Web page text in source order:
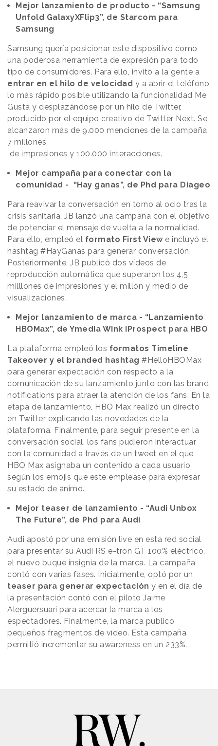
Mejor lanzamiento de producto - “Samsung
Unfold GalaxyXFlip3”, de Starcom para
Samsung
Samsung quería posicionar este dispositivo como
una poderosa herramienta de expresión para todo
tipo de consumidores. Para ello, invitó a la gente a
entrar en el hilo de velocidad y a abrir el teléfono
lo más rápido posible utilizando la funcionalidad Me
Gusta y desplazándose por un hilo de Twitter,
producido por el equipo creativo de Twitter Next. Se
alcanzaron más de 9.000 menciones de la campaña,
7 millones
de impresiones y 100.000 interacciones.
Mejor campaña para conectar con la
comunidad - “Hay ganas”, de Phd para Diageo
Para reavivar la conversación en torno al ocio tras la
crisis sanitaria, JB lanzó una campaña con el objetivo
de potenciar el mensaje de vuelta a la normalidad.
Para ello, empleó el formato First View e incluyó el
hashtag #HayGanas para generar conversación.
Posteriormente, JB publicó dos vídeos de
reproducción automática que superaron los 4,5
milllones de impresiones y el millón y medio de
visualizaciones.
Mejor lanzamiento de marca - “Lanzamiento
HBOMax”, de Ymedia Wink iProspect para HBO
La plataforma empleó los formatos Timeline
Takeover y el branded hashtag #HelloHBOMax
para generar expectación con respecto a la
comunicación de su lanzamiento junto con las brand
notifications para atraer la atención de los fans. En la
etapa de lanzamiento, HBO Max realizó un directo
en Twitter explicando las novedades de la
plataforma. Finalmente, para seguir presente en la
conversación social, los fans pudieron interactuar
con la comunidad a través de un tweet en el que
HBO Max asignaba un contenido a cada usuario
según los emojis que este emplease para expresar
su estado de ánimo.
Mejor teaser de lanzamiento - “Audi Unbox
The Future”, de Phd para Audi
Audi apostó por una emisión live en esta red social
para presentar su Audi RS e-tron GT 100% eléctrico,
el nuevo buque insignia de la marca. La campaña
contó con varias fases. Inicialmente, optó por un
teaser para generar expectación y en el día de
la presentación contó con el piloto Jaime
Alerguersuari para acercar la marca a los
espectadores. Finalmente, la marca publico
pequeños fragmentos de vídeo. Esta campaña
permitió incrementar su awareness en un 233%.